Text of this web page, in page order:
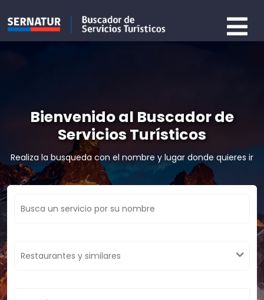
Bienvenido al Buscador de
Servicios Turísticos
Realiza la busqueda con el nombre y lugar donde quieres ir